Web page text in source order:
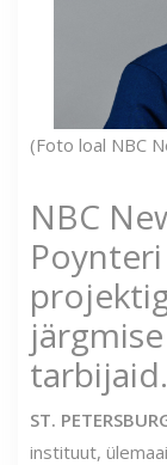
(Foto loal NBC
NBC
tarbijaid.
ST.
instituut,